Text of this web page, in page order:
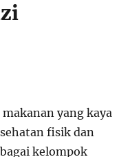
yang kaya
fisik dan
kelompok